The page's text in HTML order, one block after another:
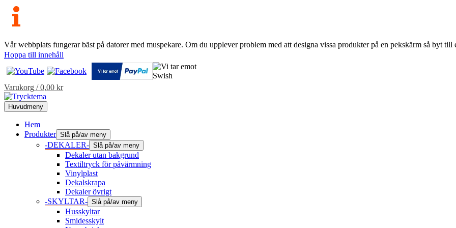
Vår webbplats fungerar bäst på datorer med muspekare. Om du upplever problem med att designa vissa produkter på en pekskärm så byt till
Hoppa till innehåll
Varukorg /0,00 kr
Huvudmeny
Hem
Produkter Slå på/av meny
-DEKALER- Slå på/av meny
Dekaler utan bakgrund
Textiltryck för påvärmning
Vinylplast
Dekalskrapa
Dekaler övrigt
-SKYLTAR- Slå på/av meny
Husskyltar
Smidesskylt